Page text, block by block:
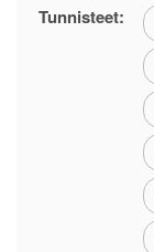
Tunnisteet: